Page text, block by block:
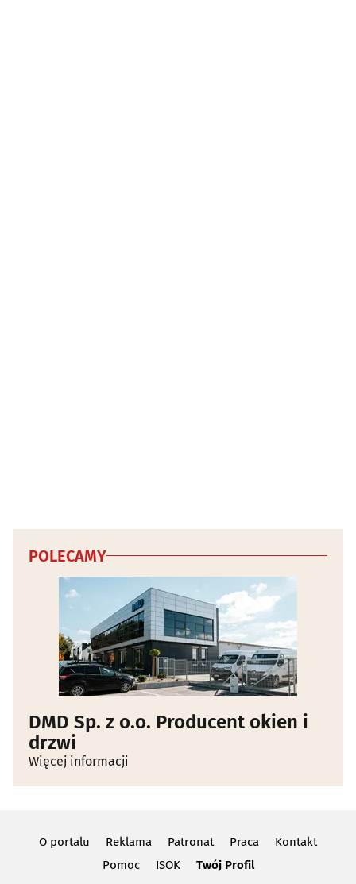
POLECAMY
DMD Sp. z o.o. Producent okien i
drzwi
Więcej informacji
O portalu Reklama Patronat Praca
Kontakt
Pomoc
ISOK Twój Profil